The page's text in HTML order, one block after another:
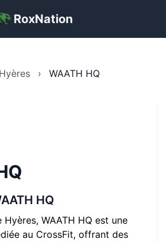
RoxNation
Hyères › WAATH HQ
HQ
Hyères, WAATH HQ est une
au CrossFit, offrant des